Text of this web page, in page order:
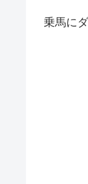
乗馬に